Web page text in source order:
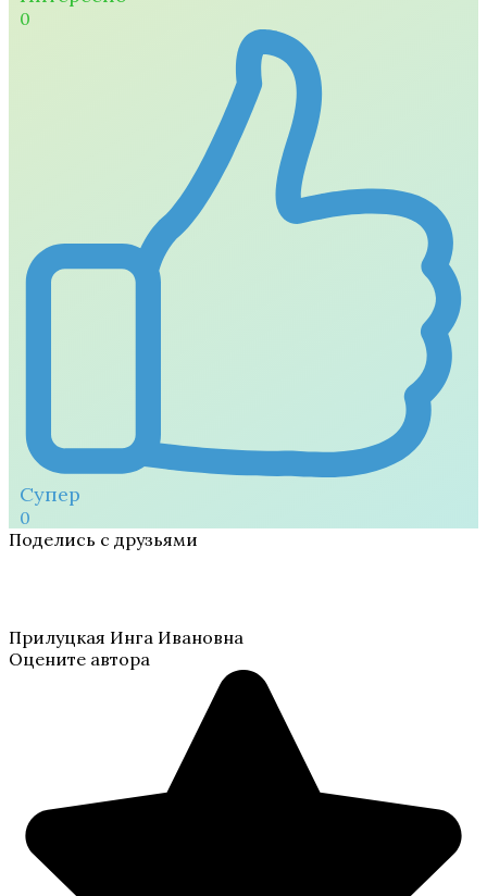
0
Супер
0
Поделись с друзьями
Прилуцкая Инга Ивановна
Оцените автора